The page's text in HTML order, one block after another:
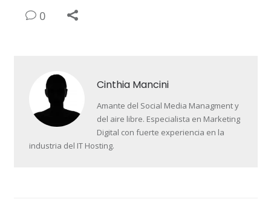
0
Cinthia Mancini
Amante del Social Media Managment y
del aire libre. Especialista en Marketing
Digital con fuerte experiencia en la
industria del IT Hosting.